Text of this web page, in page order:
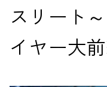
スリート
イヤー大